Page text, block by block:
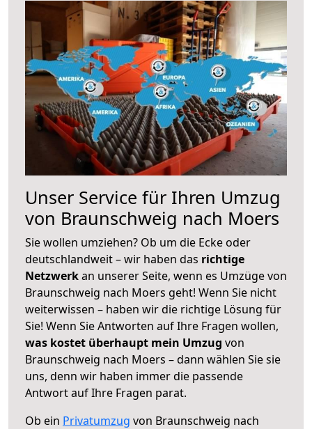
Unser Service für Ihren Umzug
von Braunschweig nach Moers
Sie wollen umziehen? Ob um die Ecke oder
deutschlandweit – wir haben das richtige
Netzwerkan unserer Seite, wenn es Umzüge von
Braunschweig nach Moers geht! Wenn Sie nicht
weiterwissen – haben wir die richtige Lösung für
Sie! Wenn Sie Antworten auf Ihre Fragen wollen,
was kostet überhaupt mein Umzug von
Braunschweig nach Moers – dann wählen Sie sie
uns, denn wir haben immer die passende
Antwort auf Ihre Fragen parat.
Ob ein Privatumzug von Braunschweig nach